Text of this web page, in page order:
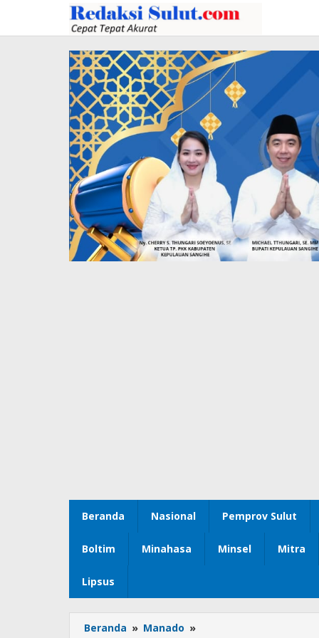
konten
Beranda Nasional Pemprov Sulut
Boltim Minahasa Minsel Mitra
Lipsus
Beranda » Manado »